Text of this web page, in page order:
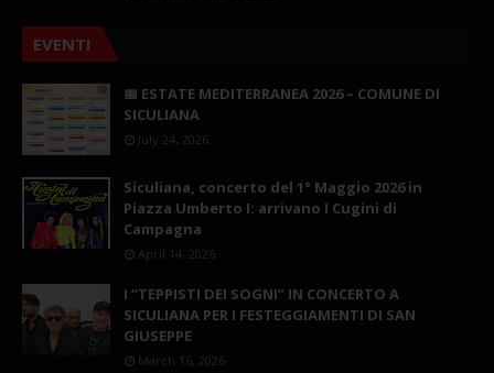
EVENTI
📅 ESTATE MEDITERRANEA 2026 – COMUNE DI
SICULIANA
July 24, 2026
Siculiana, concerto del 1° Maggio 2026 in
Piazza Umberto I: arrivano I Cugini di
Campagna
April 14, 2026
I “TEPPISTI DEI SOGNI” IN CONCERTO A
SICULIANA PER I FESTEGGIAMENTI DI SAN
GIUSEPPE
March 16, 2026